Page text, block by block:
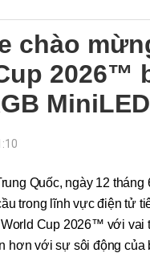
chào
2026™
MiniLED
Quốc, ngày 12
trong lĩnh vực điện tử
World Cup 2026™ với
hơn với sự sôi động